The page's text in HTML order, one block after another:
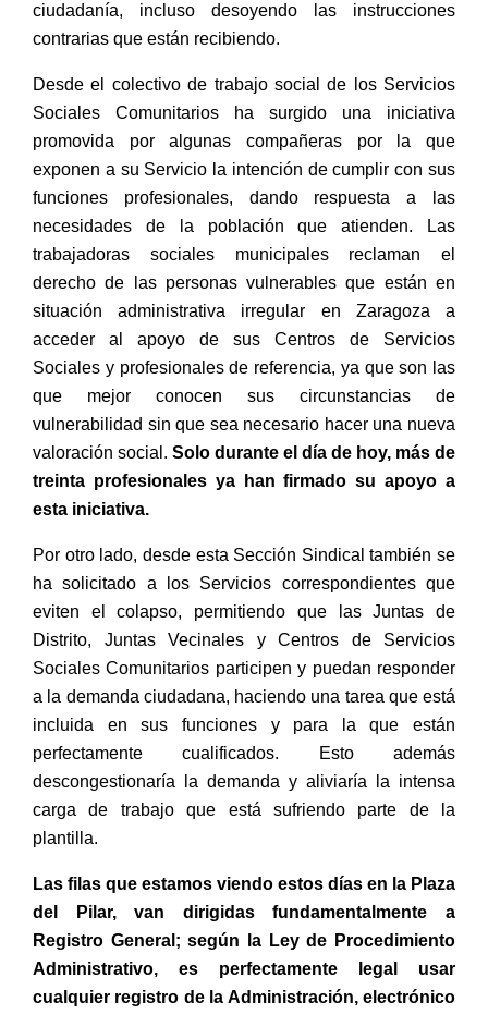
ciudadanía, incluso desoyendo las instrucciones
contrarias que están recibiendo.
Desde el colectivo de trabajo social de los Servicios
Sociales Comunitarios ha surgido una iniciativa
promovida por algunas compañeras por la que
exponen a su Servicio la intención de cumplir con sus
funciones profesionales, dando respuesta a las
necesidades de la población que atienden. Las
trabajadoras sociales municipales reclaman el
derecho de las personas vulnerables que están en
situación administrativa irregular en Zaragoza a
acceder al apoyo de sus Centros de Servicios
Sociales y profesionales de referencia, ya que son las
que mejor conocen sus circunstancias de
vulnerabilidad sin que sea necesario hacer una nueva
valoración social. Solo durante el día de hoy, más de
treinta profesionales ya han firmado su apoyo a
esta iniciativa.
Por otro lado, desde esta Sección Sindical también se
ha solicitado a los Servicios correspondientes que
eviten el colapso, permitiendo que las Juntas de
Distrito, Juntas Vecinales y Centros de Servicios
Sociales Comunitarios participen y puedan responder
a la demanda ciudadana, haciendo una tarea que está
incluida en sus funciones y para la que están
perfectamente cualificados. Esto además
descongestionaría la demanda y aliviaría la intensa
carga de trabajo que está sufriendo parte de la
plantilla.
Las filas que estamos viendo estos días en la Plaza
del Pilar, van dirigidas fundamentalmente a
Registro General; según la Ley de Procedimiento
Administrativo, es perfectamente legal usar
cualquier registro de la Administración, electrónico